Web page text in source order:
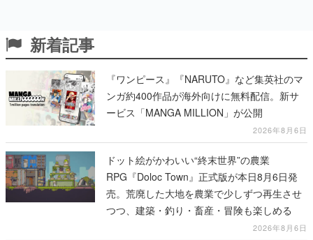
新着記事
『ワンピース』『NARUTO』など集英社のマ
ンガ約400作品が海外向けに無料配信。新サ
ービス「MANGA MILLION」が公開
2026年8月6日
ドット絵がかわいい“終末世界”の農業
RPG『Doloc Town』正式版が本日8月6日発
売。荒廃した大地を農業で少しずつ再生させ
つつ、建築・釣り・畜産・冒険も楽しめる
2026年8月6日